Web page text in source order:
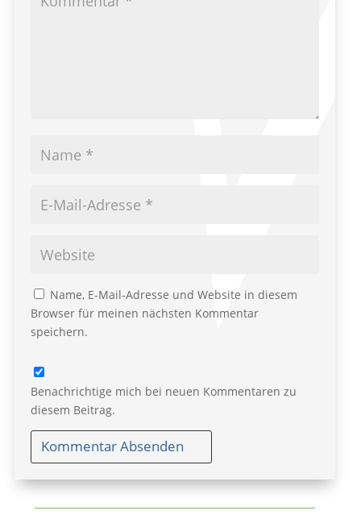
Name, E-Mail-Adresse und Website in diesem
Browser für meinen nächsten Kommentar
speichern.
Benachrichtige mich bei neuen Kommentaren zu
diesem Beitrag.
Kommentar Absenden